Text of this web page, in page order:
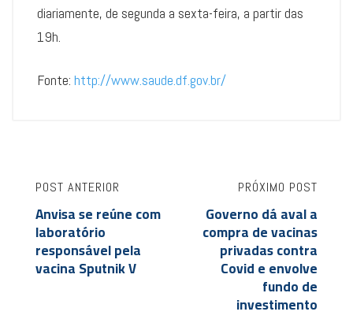
diariamente, de segunda a sexta-feira, a partir das
19h.
Fonte: http://www.saude.df.gov.br/
POST ANTERIOR
Anvisa se reúne com
laboratório
responsável pela
vacina Sputnik V
PRÓXIMO POST
Governo dá aval a
compra de vacinas
privadas contra
Covid e envolve
fundo de
investimento